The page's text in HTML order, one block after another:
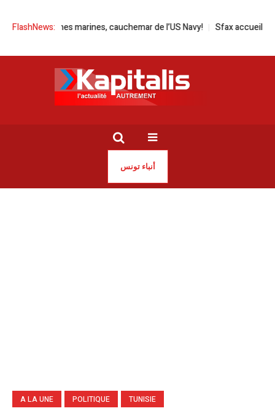
FlashNews:
mines marines, cauchemar de l’US Navy! Sfax accueille le
أنباء تونس
A LA UNE POLITIQUE TUNISIE